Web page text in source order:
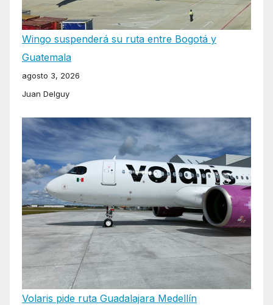
Wingo suspenderá su ruta entre Bogotá y
Guatemala
agosto 3, 2026
Juan Delguy
Volaris pide ruta Guadalajara Medellín